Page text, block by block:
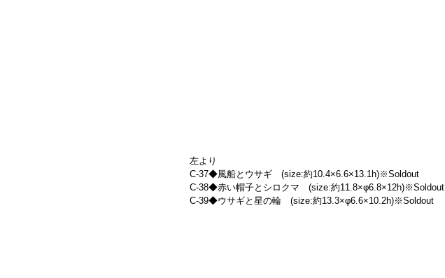
左より
C-37◆風船とウサギ　(size:約10.4×6.6×13.1h)※Soldout
C-38◆赤い帽子とシロクマ　(size:約11.8×φ6.8×12h)※Soldout
C-39◆ウサギと星の輪　(size:約13.3×φ6.6×10.2h)※Soldout